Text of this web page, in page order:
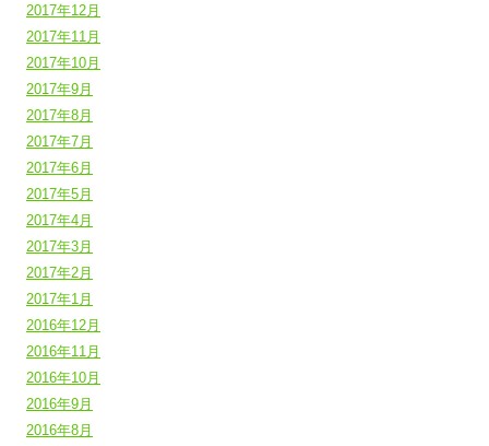
2017年12月
2017年11月
2017年10月
2017年9月
2017年8月
2017年7月
2017年6月
2017年5月
2017年4月
2017年3月
2017年2月
2017年1月
2016年12月
2016年11月
2016年10月
2016年9月
2016年8月